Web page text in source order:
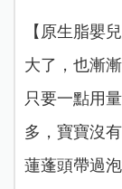
【原生脂嬰
大了，也漸
只要一點用
多，寶寶沒
蓮蓬頭帶過